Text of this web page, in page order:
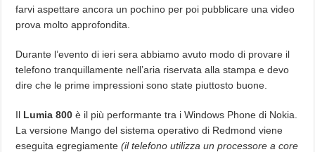
farvi aspettare ancora un pochino per poi pubblicare una video
prova molto approfondita.
Durante l’evento di ieri sera abbiamo avuto modo di provare il
telefono tranquillamente nell’aria riservata alla stampa e devo
dire che le prime impressioni sono state piuttosto buone.
Il Lumia 800 è il più performante tra i Windows Phone di Nokia.
La versione Mango del sistema operativo di Redmond viene
eseguita egregiamente(il telefono utilizza un processore a core